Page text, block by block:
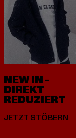
NEW IN -
DIREKT
REDUZIERT